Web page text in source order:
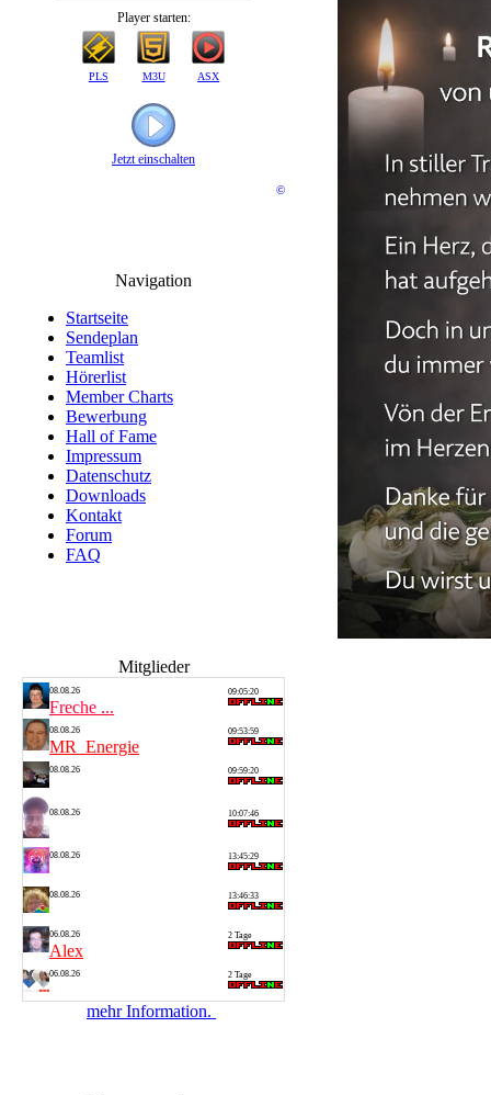
Player starten:
PLS M3U ASX
Jetzt einschalten
©
Navigation
Startseite
Sendeplan
Teamlist
Hörerlist
Member Charts
Bewerbung
Hall of Fame
Impressum
Datenschutz
Downloads
Kontakt
Forum
FAQ
Mitglieder
08.08.26
Freche ...
09:05:20
08.08.26
MR_Energie
09:53:59
08.08.26 09:59:20
08.08.26 10:07:46
08.08.26 13:45:29
08.08.26 13:46:33
06.08.26
Alex
2 Tage
06.08.26 2 Tage
mehr Information.